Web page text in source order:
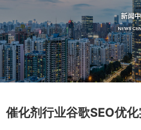
催化剂行业谷歌SEO优化